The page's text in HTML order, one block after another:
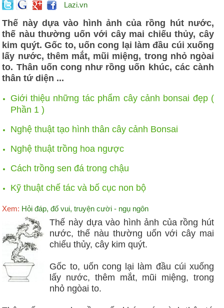
Lazi.vn
Thế này dựa vào hình ảnh của rồng hút nước,
thế nàu thường uốn với cây mai chiếu thủy, cây
kim quýt. Gốc to, uốn cong lại làm đầu cúi xuống
lấy nước, thêm mắt, mũi miệng, trong nhỏ ngòai
to. Thân uốn cong như rồng uốn khúc, các cành
thân tứ diện ...
Giới thiệu những tác phẩm cây cảnh bonsai đẹp (
Phần 1 )
Nghệ thuật tạo hình thân cây cảnh Bonsai
Nghệ thuật trồng hoa ngược
Cách trồng sen đá trong chậu
Kỹ thuật chế tác và bố cục non bộ
Xem: Hỏi đáp, đố vui, truyện cười - ngụ ngôn
Thế này dựa vào hình ảnh của rồng hút
nước, thế nàu thường uốn với cây mai
chiếu thủy, cây kim quýt.
Gốc to, uốn cong lại làm đầu cúi xuống
lấy nước, thêm mắt, mũi miệng, trong
nhỏ ngòai to.